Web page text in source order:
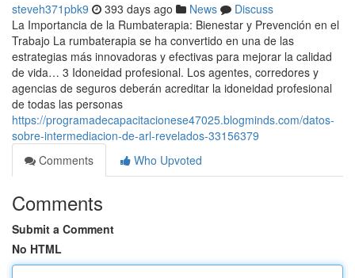
steveh371pbk9 393 days ago News
Discuss
La Importancia de la Rumbaterapia: Bienestar y Prevención en el
Trabajo La rumbaterapia se ha convertido en una de las
estrategias más innovadoras y efectivas para mejorar la calidad
de vida… 3 Idoneidad profesional. Los agentes, corredores y
agencias de seguros deberán acreditar la idoneidad profesional
de todas las personas
https://programadecapacitacionese47025.blogminds.com/datos-
sobre-intermediacion-de-arl-revelados-33156379
Comments
Who Upvoted
Comments
Submit a Comment
No HTML